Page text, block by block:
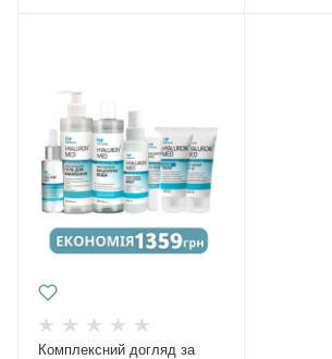
Комплексний догляд за